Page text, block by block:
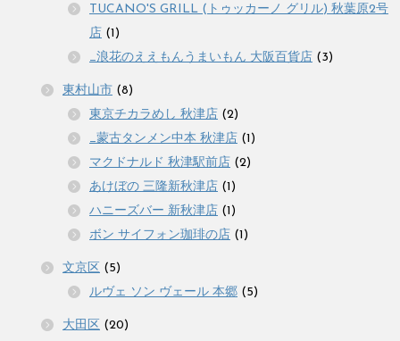
TUCANO'S GRILL (トゥッカーノ グリル) 秋葉原2号
店 (1)
_浪花のええもんうまいもん 大阪百貨店 (3)
東村山市 (8)
東京チカラめし 秋津店 (2)
_蒙古タンメン中本 秋津店 (1)
マクドナルド 秋津駅前店 (2)
あけぼの 三隆新秋津店 (1)
ハニーズバー 新秋津店 (1)
ボン サイフォン珈琲の店 (1)
文京区 (5)
ルヴェ ソン ヴェール 本郷 (5)
大田区 (20)